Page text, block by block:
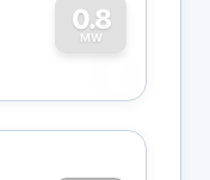
0.8
MW
0